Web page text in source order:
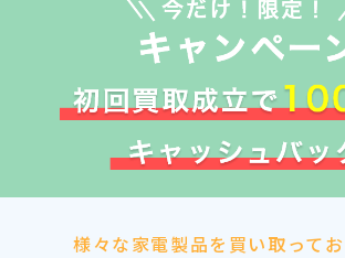
様々な家電製品を買い取ってお